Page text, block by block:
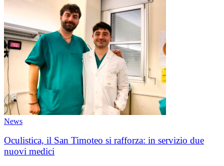
News
Oculistica, il San Timoteo si rafforza: in servizio due
nuovi medici